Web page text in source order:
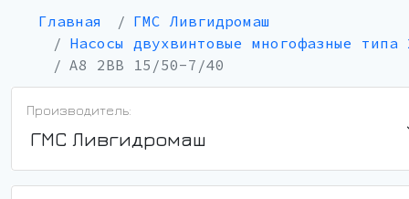
Главная
ГМС Ливгидромаш
Насосы двухвинтовые многофазные типа
А8 2ВВ 15/50-7/40
Производитель:
ГМС Ливгидромаш